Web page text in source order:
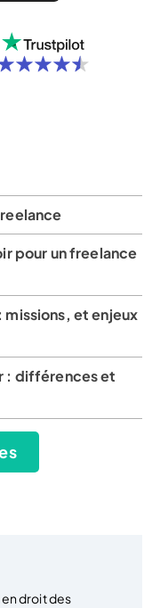
pour un freelance
et enjeux
: différences et
en droit des